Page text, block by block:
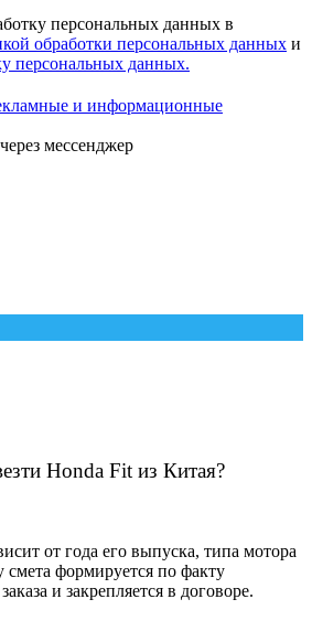
персональных данных в
обработки персональных данных и
персональных данных.
и информационные
мессенджер
Honda Fit из Китая?
от года его выпуска, типа мотора
смета формируется по факту
и закрепляется в договоре.